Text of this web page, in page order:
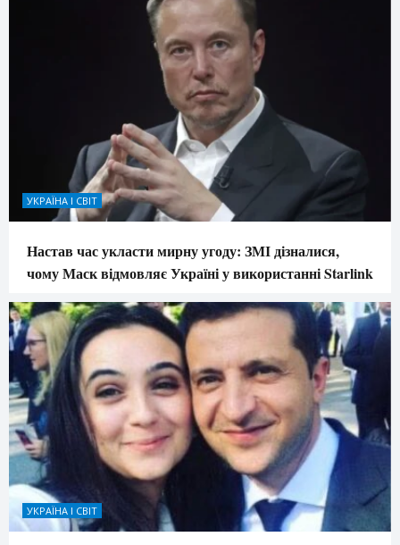
УКРАЇНА І СВІТ
Настав час укласти мирну угоду: ЗМІ дізналися,
чому Маск відмовляє Україні у використанні Starlink
УКРАЇНА І СВІТ